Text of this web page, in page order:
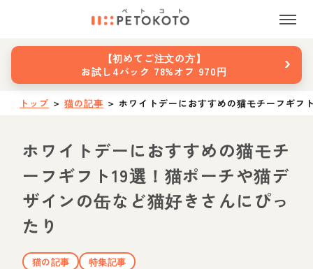
【初めてご注文の方】
お試し4パック 78%オフ 970円
›
トップ ＞ 猫の記事 ＞ ホワイトデーにおすすめの猫モチーフギフ
ホワイトデーにおすすめの猫モチ
ーフギフト19選！猫ポーチや猫デ
ザインの缶など猫好きさんにぴっ
たり
猫の記事
特集記事